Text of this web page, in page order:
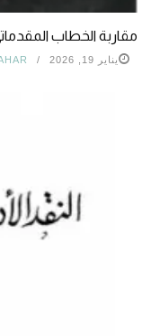
مقاربة الخطاب
يناير 19, 2026